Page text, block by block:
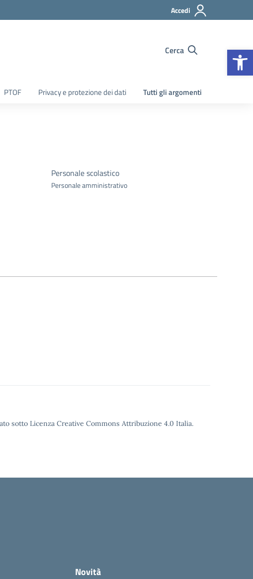
Accedi
Cerca
PTOF Privacy e protezione dei dati Tutti gli argomenti
Personale scolastico
Personale amministrativo
sotto Licenza Creative Commons Attribuzione 4.0 Italia.
Novità